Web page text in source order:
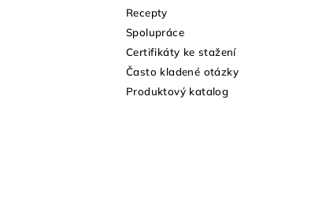
Recepty
Spolupráce
Certifikáty ke stažení
Často kladené otázky
Produktový katalog